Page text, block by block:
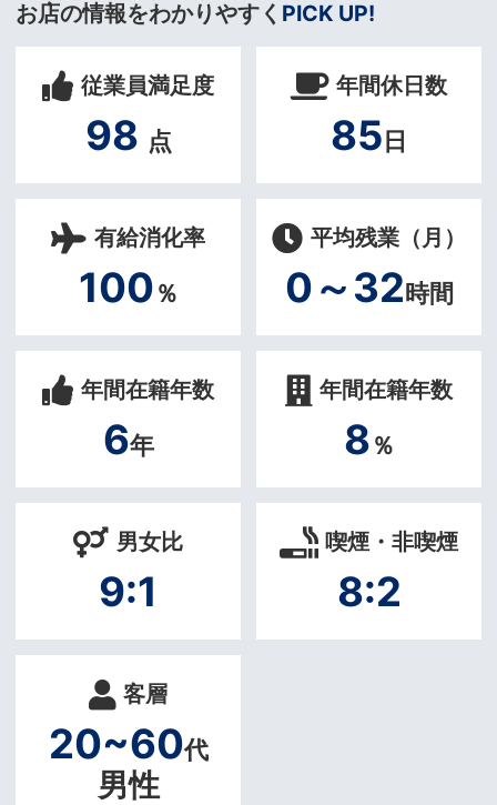
お店の情報をわかりやすく PICK UP!
従業員満足度
98 点
年間休日数
85日
有給消化率
100％
平均残業（月）
0～32時間
年間在籍年数
6年
年間在籍年数
8％
男女比
9:1
喫煙・非喫煙
8:2
客層
20~60代
男性